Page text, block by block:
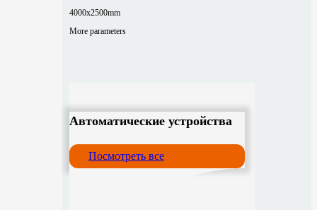
4000x2500mm
More parameters
Автоматические устройства
Посмотреть все